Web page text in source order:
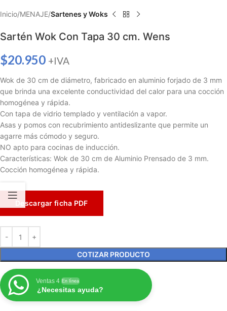
Inicio MENAJE Sartenes y Woks
Sartén Wok Con Tapa 30 cm. Wens
$20.950 +IVA
Wok de 30 cm de diámetro, fabricado en aluminio forjado de 3 mm
que brinda una excelente conductividad del calor para una cocción
homogénea y rápida.
Con tapa de vidrio templado y ventilación a vapor.
Asas y pomos con recubrimiento antideslizante que permite un
agarre más cómodo y seguro.
NO apto para cocinas de inducción.
Características: Wok de 30 cm de Aluminio Prensado de 3 mm.
Cocción homogénea y rápida.
Descargar ficha PDF
COTIZAR PRODUCTO
Ventas 4 En línea
¿Necesitas ayuda?